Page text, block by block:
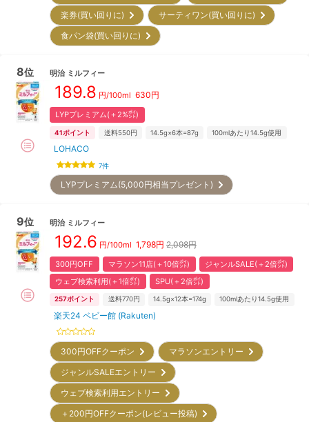
楽券(買い回りに)
サーティワン(買い回りに)
食パン袋(買い回りに)
8位 明治 ミルフィー
189.8 円/100ml 630円
LYPプレミアム(＋2%㌽)
41ポイント 送料550円 14.5g×6本=87g 100mlあたり14.5g使用
LOHACO
7件
LYPプレミアム(5,000円相当プレゼント)
9位 明治 ミルフィー
192.6 円/100ml 1,798円 2,098円
300円OFF マラソン11店(＋10倍㌽)
ジャンルSALE(＋2倍㌽)
ウェブ検索利用(＋1倍㌽)
SPU(＋2倍㌽)
257ポイント 送料770円 14.5g×12本=174g 100mlあたり14.5g使用
楽天24 ベビー館 (Rakuten)
300円OFFクーポン
マラソンエントリー
ジャンルSALEエントリー
ウェブ検索利用エントリー
＋200円OFFクーポン(レビュー投稿)